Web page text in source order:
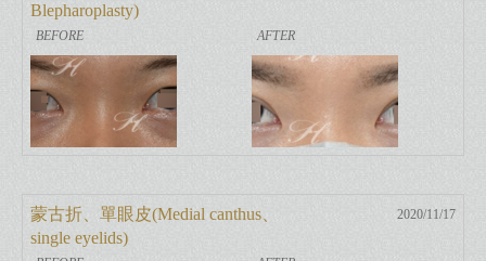
Blepharoplasty)
蒙古折、單眼皮(Medial canthus、
single eyelids)
2020/11/17